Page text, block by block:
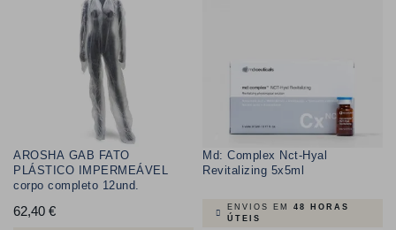
AROSHA GAB FATO
PLÁSTICO IMPERMEÁVEL
corpo completo 12und.
62,40 €Preço
Md: Complex Nct-Hyal
Revitalizing 5x5ml
ENVIOS EM 48 HORAS
ÚTEIS